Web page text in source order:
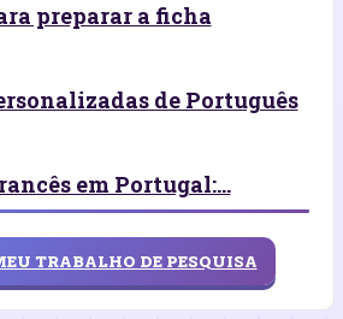
preparar a ficha
de Português
em Portugal:...
TRABALHO DE PESQUISA